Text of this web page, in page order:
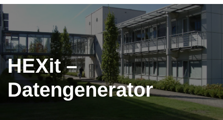
HEXit –
Datengenerator